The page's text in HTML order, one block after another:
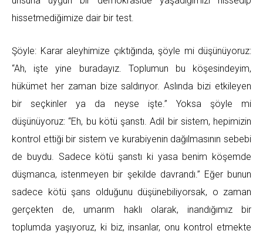
hissetmediğimize dair bir test.
Şöyle: Karar aleyhimize çıktığında, şöyle mi düşünüyoruz:
“Ah, işte yine buradayız. Toplumun bu köşesindeyim,
hükümet her zaman bize saldırıyor. Aslında bizi etkileyen
bir seçkinler ya da neyse işte.” Yoksa şöyle mi
düşünüyoruz: “Eh, bu kötü şanstı. Adil bir sistem, hepimizin
kontrol ettiği bir sistem ve kurabiyenin dağılmasının sebebi
de buydu. Sadece kötü şanstı ki yasa benim köşemde
düşmanca, istenmeyen bir şekilde davrandı.” Eğer bunun
sadece kötü şans olduğunu düşünebiliyorsak, o zaman
gerçekten de, umarım haklı olarak, inandığımız bir
toplumda yaşıyoruz, ki biz, insanlar, onu kontrol etmekte